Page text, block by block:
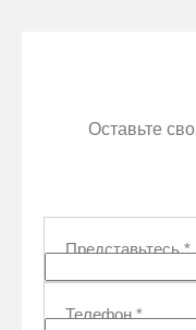
Оставьте
Представьтесь*
Телефон*